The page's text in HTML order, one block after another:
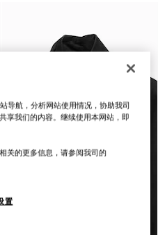
导航，分析网站使用情况，协助我司
享我们的内容。继续使用本网站，即
关的更多信息，请参阅我司的
置